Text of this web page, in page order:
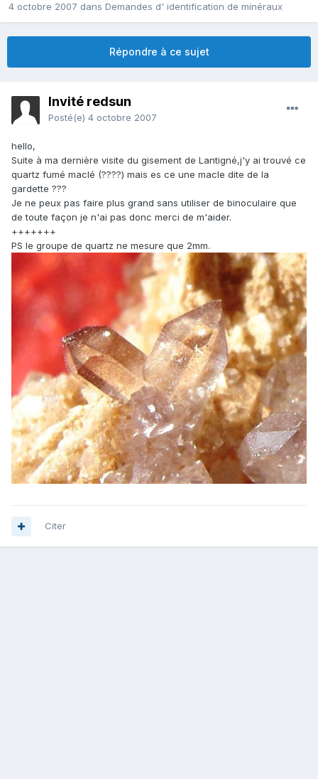
4 octobre 2007 dans Demandes d' identification de minéraux
Répondre à ce sujet
Invité redsun
Posté(e) 4 octobre 2007
hello,
Suite à ma dernière visite du gisement de Lantigné,j'y ai trouvé ce
quartz fumé maclé (????) mais es ce une macle dite de la
gardette ???
Je ne peux pas faire plus grand sans utiliser de binoculaire que
de toute façon je n'ai pas donc merci de m'aider.
+++++++
PS le groupe de quartz ne mesure que 2mm.
Citer